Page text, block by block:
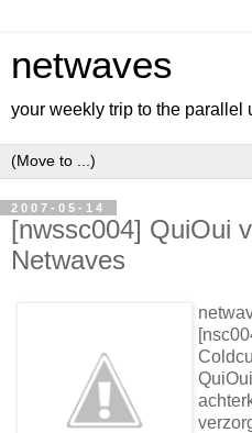
netwaves
your weekly trip to the parallel
2007-05-14
[nwssc004] QuiOui
Netwaves